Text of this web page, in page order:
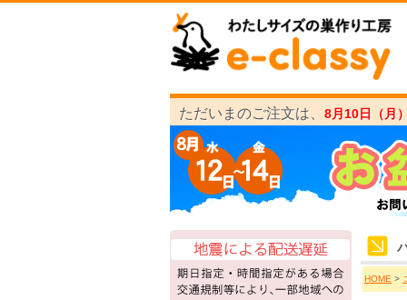
ただいまのご注文は、 8月10日（月
HOME >